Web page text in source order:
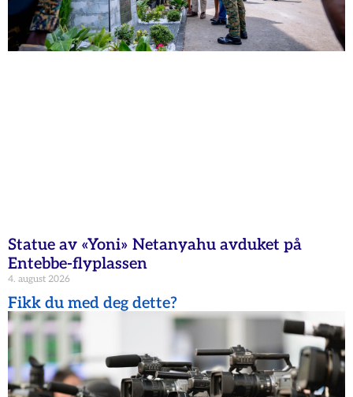
Statue av «Yoni» Netanyahu avduket på
Entebbe-flyplassen
4. august 2026
Fikk du med deg dette?